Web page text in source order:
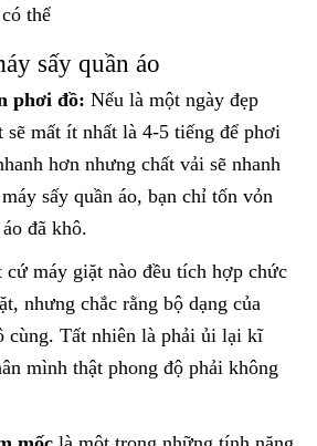
thể
sấy quần áo
phơi đồ: Nếu là một ngày đẹp
mất ít nhất là 4-5 tiếng để phơi
hơn nhưng chất vải sẽ nhanh
sấy quần áo, bạn chỉ tốn vỏn
đã khô.
cứ máy giặt nào đều tích hợp chức
nhưng chắc rằng bộ dạng của
cùng. Tất nhiên là phải ủi lại kĩ
mình thật phong độ phải không